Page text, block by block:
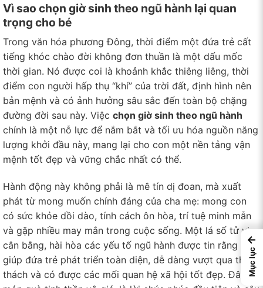
Vì sao chọn giờ sinh theo ngũ hành lại quan
trọng cho bé
Trong văn hóa phương Đông, thời điểm một đứa trẻ cất
tiếng khóc chào đời không đơn thuần là một dấu mốc
thời gian. Nó được coi là khoảnh khắc thiêng liêng, thời
điểm con người hấp thụ “khí” của trời đất, định hình nên
bản mệnh và có ảnh hưởng sâu sắc đến toàn bộ chặng
đường đời sau này. Việc chọn giờ sinh theo ngũ hành
chính là một nỗ lực để nắm bắt và tối ưu hóa nguồn năng
lượng khởi đầu này, mang lại cho con một nền tảng vận
mệnh tốt đẹp và vững chắc nhất có thể.
Hành động này không phải là mê tín dị đoan, mà xuất
phát từ mong muốn chính đáng của cha mẹ: mong con
có sức khỏe dồi dào, tính cách ôn hòa, trí tuệ minh mẫn
và gặp nhiều may mắn trong cuộc sống. Một lá số tử vi
cân bằng, hài hòa các yếu tố ngũ hành được tin rằng sẽ
giúp đứa trẻ phát triển toàn diện, dễ dàng vượt qua thử
thách và có được các mối quan hệ xã hội tốt đẹp. Đây là
←
Mục lục